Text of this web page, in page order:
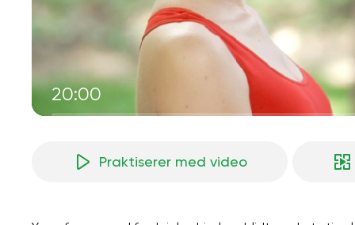
20:00
Praktiserer med video